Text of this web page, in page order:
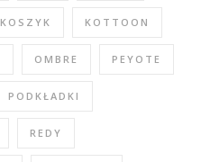
KOSZYK KOTTOON
OMBRE PEYOTE
PODKŁADKI
REDY